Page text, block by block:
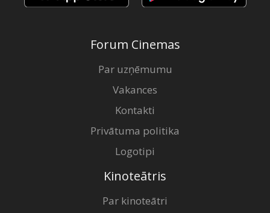
Forum Cinemas
Par uzņēmumu
Vakances
Kontakti
Privātuma politika
Logotipi
Kinoteātris
Par kinoteātri